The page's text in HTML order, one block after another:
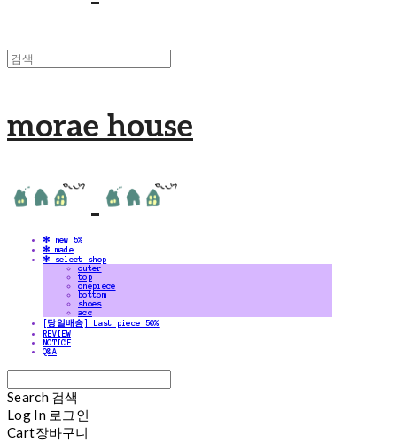
morae house
✻ new 5%
✻ made
✻ select shop
outer
top
onepiece
bottom
shoes
acc
[당일배송] Last piece 50%
REVIEW
NOTICE
Q&A
Search 검색
Log In 로그인
Cart장바구니